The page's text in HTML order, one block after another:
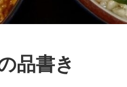
品書き